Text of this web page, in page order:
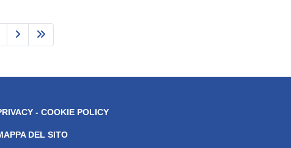
- COOKIE POLICY
DEL SITO